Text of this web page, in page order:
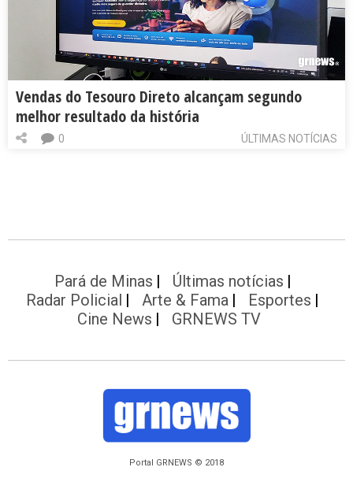
Vendas do Tesouro Direto alcançam segundo
melhor resultado da história
ÚLTIMAS NOTÍCIAS
0
Pará de Minas
Últimas notícias
Radar Policial
Arte & Fama
Esportes
Cine News
GRNEWS TV
Portal GRNEWS © 2018